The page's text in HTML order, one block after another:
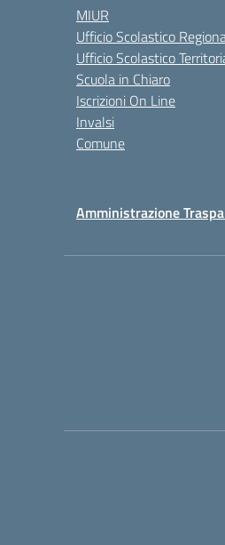
MIUR
Ufficio Scolastico
Ufficio Scolastico
Scuola in Chiaro
Iscrizioni On Line
Invalsi
Comune
Amministrazione